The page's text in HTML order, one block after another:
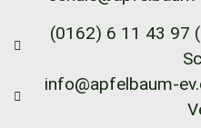
(0162) 6 11 43 97
info@apfelbaum-